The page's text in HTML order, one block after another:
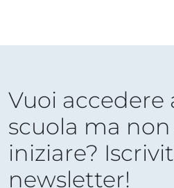
Vuoi accedere
scuola ma
iniziare?
newsletter!